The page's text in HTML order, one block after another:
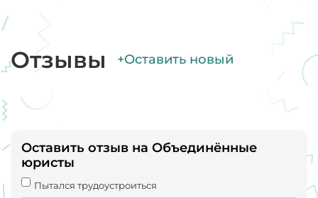
Отзывы +Оставить новый
Оставить отзыв на Объединённые
юристы
Пытался трудоустроиться